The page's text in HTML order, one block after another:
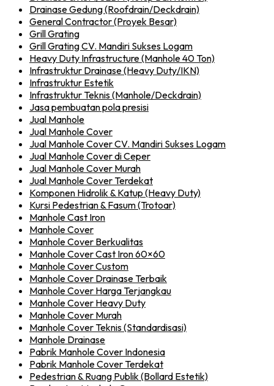
Drainase Gedung (Roofdrain/Deckdrain)
General Contractor (Proyek Besar)
Grill Grating
Grill Grating CV. Mandiri Sukses Logam
Heavy Duty Infrastructure (Manhole 40 Ton)
Infrastruktur Drainase (Heavy Duty/IKN)
Infrastruktur Estetik
Infrastruktur Teknis (Manhole/Deckdrain)
Jasa pembuatan pola presisi
Jual Manhole
Jual Manhole Cover
Jual Manhole Cover CV. Mandiri Sukses Logam
Jual Manhole Cover di Ceper
Jual Manhole Cover Murah
Jual Manhole Cover Terdekat
Komponen Hidrolik & Katup (Heavy Duty)
Kursi Pedestrian & Fasum (Trotoar)
Manhole Cast Iron
Manhole Cover
Manhole Cover Berkualitas
Manhole Cover Cast Iron 60×60
Manhole Cover Custom
Manhole Cover Drainase Terbaik
Manhole Cover Harga Terjangkau
Manhole Cover Heavy Duty
Manhole Cover Murah
Manhole Cover Teknis (Standardisasi)
Manhole Drainase
Pabrik Manhole Cover Indonesia
Pabrik Manhole Cover Terdekat
Pedestrian & Ruang Publik (Bollard Estetik)